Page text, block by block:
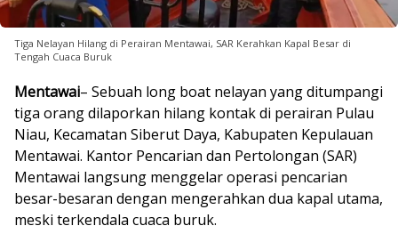
Tiga Nelayan Hilang di Perairan Mentawai, SAR Kerahkan Kapal Besar di
Tengah Cuaca Buruk
Mentawai– Sebuah long boat nelayan yang ditumpangi
tiga orang dilaporkan hilang kontak di perairan Pulau
Niau, Kecamatan Siberut Daya, Kabupaten Kepulauan
Mentawai. Kantor Pencarian dan Pertolongan (SAR)
Mentawai langsung menggelar operasi pencarian
besar-besaran dengan mengerahkan dua kapal utama,
meski terkendala cuaca buruk.